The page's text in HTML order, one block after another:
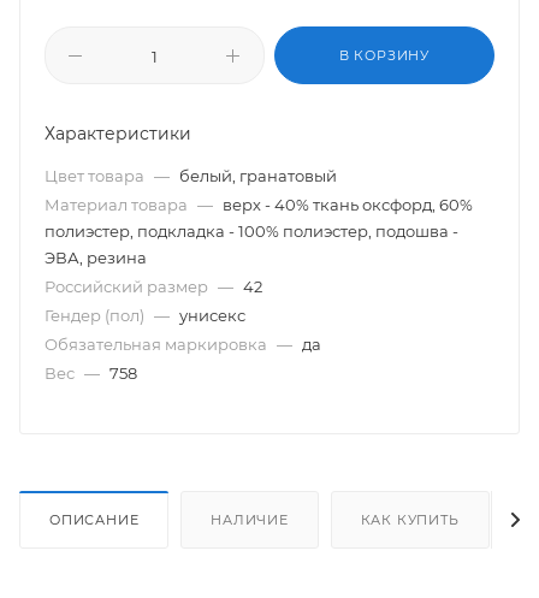
В КОРЗИНУ
Характеристики
Цвет товара — белый, гранатовый
Материал товара — верх - 40% ткань оксфорд, 60%
полиэстер, подкладка - 100% полиэстер, подошва -
ЭВА, резина
Российский размер — 42
Гендер (пол) — унисекс
Обязательная маркировка — да
Вес — 758
ОПИСАНИЕ НАЛИЧИЕ КАК КУПИТЬ